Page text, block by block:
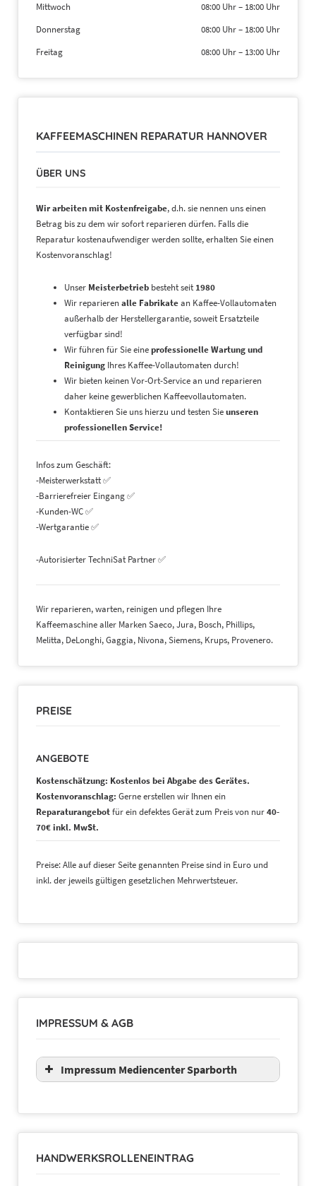
Mittwoch
08:00 Uhr– 18:00 Uhr
Donnerstag
08:00 Uhr– 18:00 Uhr
Freitag
08:00 Uhr– 13:00 Uhr
KAFFEEMASCHINEN REPARATUR HANNOVER
ÜBER UNS
Wir arbeiten mit Kostenfreigabe, d.h. sie nennen uns einen
Betrag bis zu dem wir sofort reparieren dürfen. Falls die
Reparatur kostenaufwendiger werden sollte, erhalten Sie einen
Kostenvoranschlag!
Unser Meisterbetrieb besteht seit 1980
Wir reparierenalle Fabrikatean Kaffee-Vollautomaten
außerhalb der Herstellergarantie, soweit Ersatzteile
verfügbar sind!
Wir führen für Sie eineprofessionelle Wartung und
Reinigung Ihres Kaffee-Vollautomaten durch!
Wir bieten keinen Vor-Ort-Service an und reparieren
daher keine gewerblichen Kaffeevollautomaten.
Kontaktieren Sie uns hierzu und testen Sieunseren
professionellen Service!
Infos zum Geschäft:
-Meisterwerkstatt ✅
-Barrierefreier Eingang ✅
-Kunden-WC ✅
-Wertgarantie ✅
-Autorisierter TechniSat Partner ✅
Wir reparieren, warten, reinigen und pflegen Ihre
Kaffeemaschine aller Marken Saeco, Jura, Bosch, Phillips,
Melitta, DeLonghi, Gaggia, Nivona, Siemens, Krups, Provenero.
PREISE
ANGEBOTE
Kostenschätzung: Kostenlos bei Abgabe des Gerätes.
Kostenvoranschlag: Gerne erstellen wir Ihnen ein
Reparaturangebotfür ein defektes Gerät zum Preis von nur40-
70€ inkl. MwSt.
Preise: Alle auf dieser Seite genannten Preise sind in Euro und
inkl. der jeweils gültigen gesetzlichen Mehrwertsteuer.
IMPRESSUM & AGB
Impressum Mediencenter Sparborth
HANDWERKSROLLENEINTRAG